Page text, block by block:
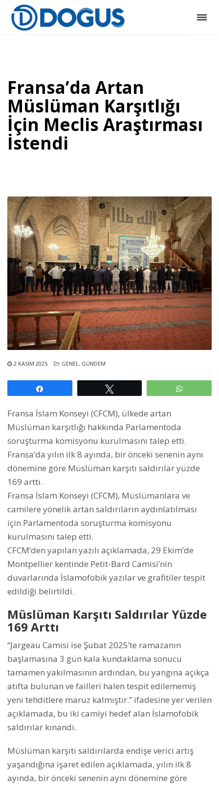
Fransa’da Artan
Müslüman Karşıtlığı
İçin Meclis Araştırması
İstendi
2 KASIM 2025 GENEL , GÜNDEM
Fransa İslam Konseyi (CFCM), ülkede artan
Müslüman karşıtlığı hakkında Parlamentoda
soruşturma komisyonu kurulmasını talep etti.
Fransa’da yılın ilk 8 ayında, bir önceki senenin aynı
dönemine göre Müslüman karşıtı saldırılar yüzde
169 arttı.
Fransa İslam Konseyi (CFCM), Müslümanlara ve
camilere yönelik artan saldırıların aydınlatılması
için Parlamentoda soruşturma komisyonu
kurulmasını talep etti.
CFCM’den yapılan yazılı açıklamada, 29 Ekim’de
Montpellier kentinde Petit-Bard Camisi’nin
duvarlarında İslamofobik yazılar ve grafitiler tespit
edildiği belirtildi.
Müslüman Karşıtı Saldırılar Yüzde
169 Arttı
“Jargeau Camisi ise Şubat 2025’te ramazanın
başlamasına 3 gün kala kundaklama sonucu
tamamen yakılmasının ardından, bu yangına açıkça
atıfta bulunan ve failleri halen tespit edilememiş
yeni tehditlere maruz kalmıştır.” ifadesine yer verilen
açıklamada, bu iki camiyi hedef alan İslamofobik
saldırılar kınandı.
Müslüman karşıtı saldırılarda endişe verici artış
yaşandığına işaret edilen açıklamada, yılın ilk 8
ayında, bir önceki senenin aynı dönemine göre